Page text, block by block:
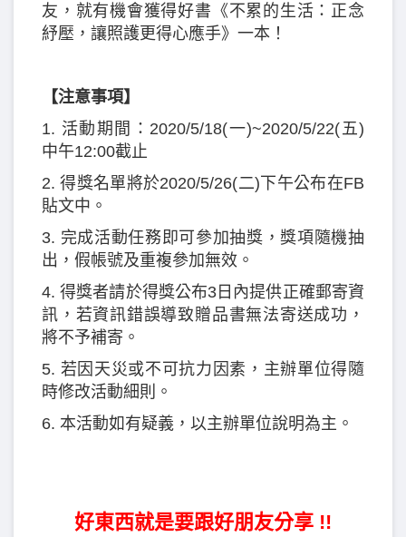
友，就有機會獲得好書《不累的生活：正念
紓壓，讓照護更得心應手》一本！
【注意事項】
1. 活動期間：2020/5/18(一)~2020/5/22(五)
中午12:00截止
2. 得獎名單將於2020/5/26(二)下午公布在FB
貼文中。
3. 完成活動任務即可參加抽獎，獎項隨機抽
出，假帳號及重複參加無效。
4. 得獎者請於得獎公布3日內提供正確郵寄資
訊，若資訊錯誤導致贈品書無法寄送成功，
將不予補寄。
5. 若因天災或不可抗力因素，主辦單位得隨
時修改活動細則。
6. 本活動如有疑義，以主辦單位說明為主。
好東西就是要跟好朋友分享 !!